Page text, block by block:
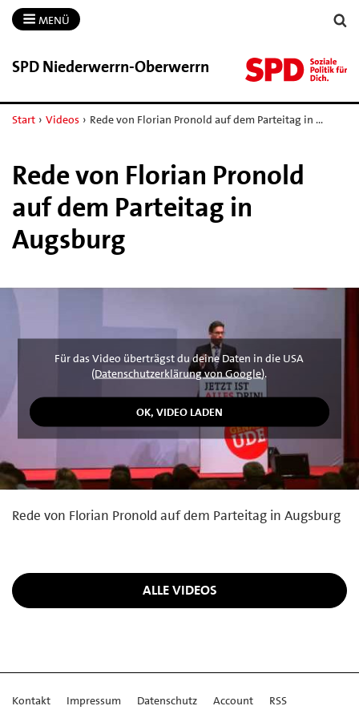
MENÜ
SPD Niederwerrn-​Oberwerrn
Start › Videos › Rede von Florian Pronold auf dem Parteitag in …
Rede von Florian Pronold
auf dem Parteitag in
Augsburg
Für das Video überträgst du deine Daten in die USA
(Datenschutzerklärung von Google).
Rede von Florian Pronold auf dem Parteitag in Augsburg
ALLE VIDEOS
Kontakt Impressum Datenschutz Account RSS